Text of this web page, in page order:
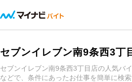
セブンイレブン南9条西3丁
セブンイレブン南9条西3丁目店の人気バ
などで、条件にあったお仕事を簡単に検